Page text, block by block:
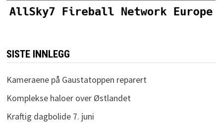
SISTE INNLEGG
Kameraene på Gaustatoppen reparert
Komplekse haloer over Østlandet
Kraftig dagbolide 7. juni